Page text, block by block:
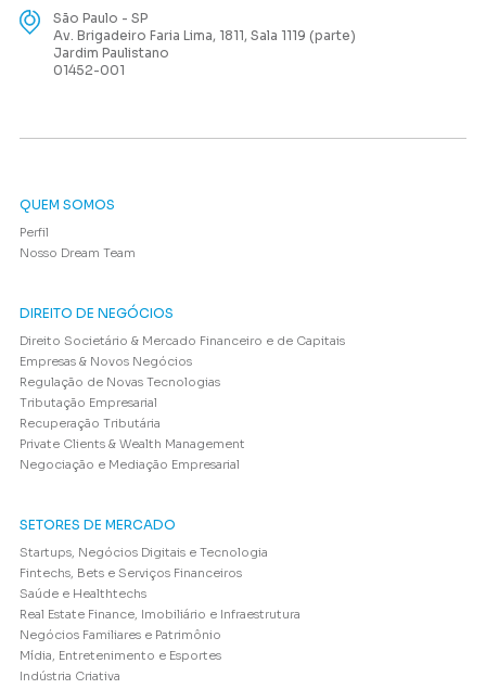
São Paulo - SP
Av. Brigadeiro Faria Lima, 1811, Sala 1119 (parte)
Jardim Paulistano
01452-001
QUEM SOMOS
Perfil
Nosso Dream Team
DIREITO DE NEGÓCIOS
Direito Societário & Mercado Financeiro e de Capitais
Empresas & Novos Negócios
Regulação de Novas Tecnologias
Tributação Empresarial
Recuperação Tributária
Private Clients & Wealth Management
Negociação e Mediação Empresarial
SETORES DE MERCADO
Startups, Negócios Digitais e Tecnologia
Fintechs, Bets e Serviços Financeiros
Saúde e Healthtechs
Real Estate Finance, Imobiliário e Infraestrutura
Negócios Familiares e Patrimônio
Mídia, Entretenimento e Esportes
Indústria Criativa